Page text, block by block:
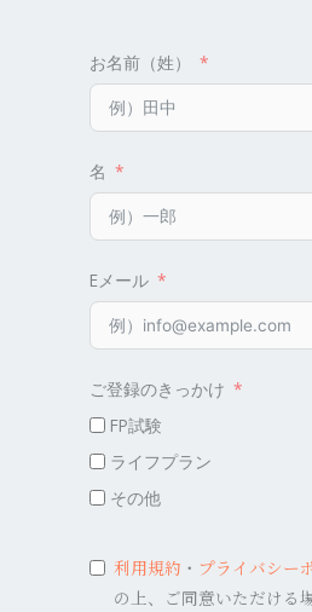
お名前（姓）
名
Eメール
ご登録のきっかけ
FP試験
ライフプラン
その他
利用規約 ・ プライバシー
の上、ご同意いただける